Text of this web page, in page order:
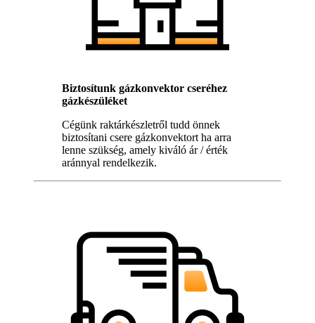
Biztosítunk gázkonvektor cseréhez
gázkészüléket
Cégünk raktárkészletről tudd önnek
biztosítani csere gázkonvektort ha arra
lenne szükség, amely kiváló ár / érték
aránnyal rendelkezik.